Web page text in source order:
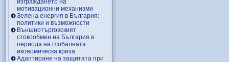
изграждането на
мотивационни механизми
Зелена енергия в България:
политики и възможности
Външнотърговският
стокообмен на България в
периода на глобалната
икономическа криза
Адаптиране на защитата при